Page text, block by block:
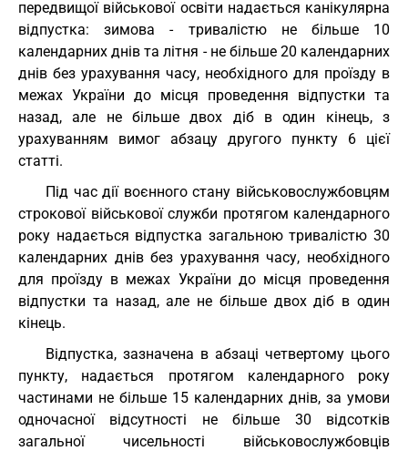
передвищої військової освіти надається канікулярна
відпустка: зимова - тривалістю не більше 10
календарних днів та літня - не більше 20 календарних
днів без урахування часу, необхідного для проїзду в
межах України до місця проведення відпустки та
назад, але не більше двох діб в один кінець, з
урахуванням вимог абзацу другого пункту 6 цієї
статті.
Під час дії воєнного стану військовослужбовцям
строкової військової служби протягом календарного
року надається відпустка загальною тривалістю 30
календарних днів без урахування часу, необхідного
для проїзду в межах України до місця проведення
відпустки та назад, але не більше двох діб в один
кінець.
Відпустка, зазначена в абзаці четвертому цього
пункту, надається протягом календарного року
частинами не більше 15 календарних днів, за умови
одночасної відсутності не більше 30 відсотків
загальної чисельності військовослужбовців